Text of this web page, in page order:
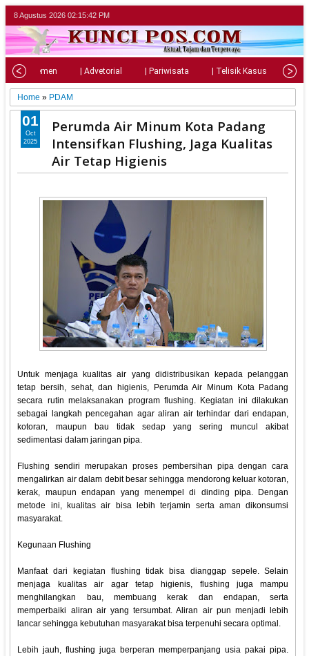
8 Agustus 2026 02:15:43 PM
| Parlemen | Advetorial | Pariwisata | Telisik Kasus |
Home » PDAM
Perumda Air Minum Kota Padang
Intensifkan Flushing, Jaga Kualitas
Air Tetap Higienis
Untuk menjaga kualitas air yang didistribusikan kepada pelanggan
tetap bersih, sehat, dan higienis, Perumda Air Minum Kota Padang
secara rutin melaksanakan program flushing. Kegiatan ini dilakukan
sebagai langkah pencegahan agar aliran air terhindar dari endapan,
kotoran, maupun bau tidak sedap yang sering muncul akibat
sedimentasi dalam jaringan pipa.
Flushing sendiri merupakan proses pembersihan pipa dengan cara
mengalirkan air dalam debit besar sehingga mendorong keluar kotoran,
kerak, maupun endapan yang menempel di dinding pipa. Dengan
metode ini, kualitas air bisa lebih terjamin serta aman dikonsumsi
masyarakat.
Kegunaan Flushing
Manfaat dari kegiatan flushing tidak bisa dianggap sepele. Selain
menjaga kualitas air agar tetap higienis, flushing juga mampu
menghilangkan bau, membuang kerak dan endapan, serta
memperbaiki aliran air yang tersumbat. Aliran air pun menjadi lebih
lancar sehingga kebutuhan masyarakat bisa terpenuhi secara optimal.
Lebih jauh, flushing juga berperan memperpanjang usia pakai pipa.
01
Oct
2025